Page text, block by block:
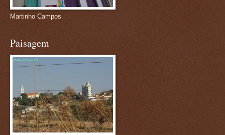
Martinho Campos
Paisagem